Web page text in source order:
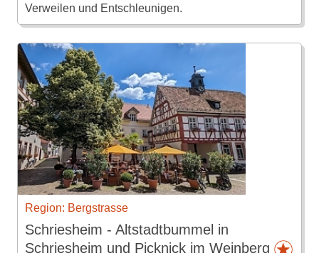
Verweilen und Entschleunigen.
Region: Bergstrasse
Schriesheim - Altstadtbummel in
Schriesheim und Picknick im Weinberg